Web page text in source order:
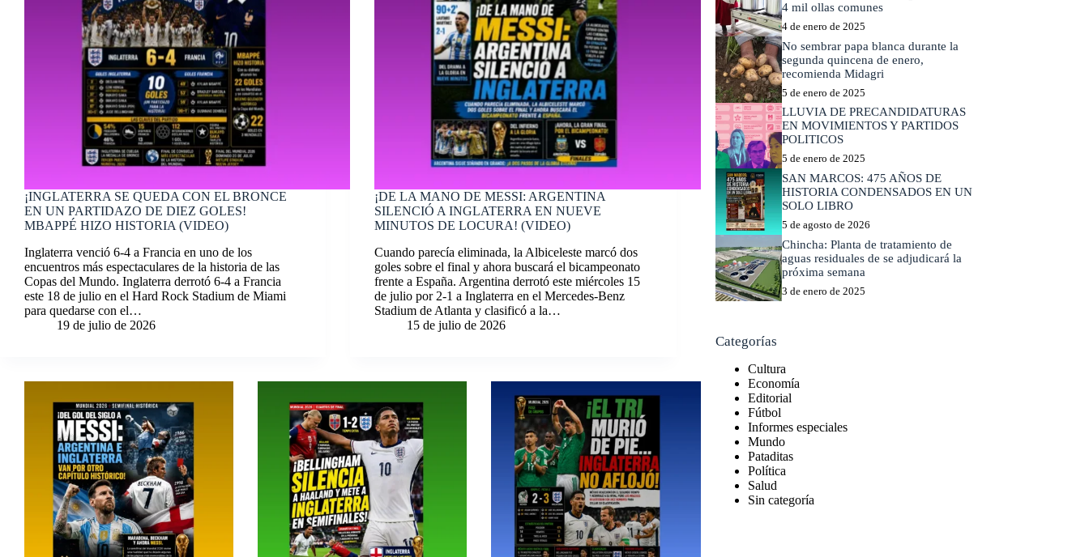
¡INGLATERRA SE QUEDA CON EL BRONCE
EN UN PARTIDAZO DE DIEZ GOLES!
MBAPPÉ HIZO HISTORIA (VIDEO)
Inglaterra venció 6-4 a Francia en uno de los
encuentros más espectaculares de la historia de las
Copas del Mundo. Inglaterra derrotó 6-4 a Francia
este 18 de julio en el Hard Rock Stadium de Miami
para quedarse con el…
19 de julio de 2026
¡DE LA MANO DE MESSI: ARGENTINA
SILENCIÓ A INGLATERRA EN NUEVE
MINUTOS DE LOCURA! (VIDEO)
Cuando parecía eliminada, la Albiceleste marcó dos
goles sobre el final y ahora buscará el bicampeonato
frente a España. Argentina derrotó este miércoles 15
de julio por 2-1 a Inglaterra en el Mercedes-Benz
Stadium de Atlanta y clasificó a la…
15 de julio de 2026
4 mil ollas comunes
4 de enero de 2025
No sembrar papa blanca durante la
segunda quincena de enero,
recomienda Midagri
5 de enero de 2025
LLUVIA DE PRECANDIDATURAS
EN MOVIMIENTOS Y PARTIDOS
POLITICOS
5 de enero de 2025
SAN MARCOS: 475 AÑOS DE
HISTORIA CONDENSADOS EN UN
SOLO LIBRO
5 de agosto de 2026
Chincha: Planta de tratamiento de
aguas residuales de se adjudicará la
próxima semana
3 de enero de 2025
Categorías
Cultura
Economía
Editorial
Fútbol
Informes especiales
Mundo
Pataditas
Política
Salud
Sin categoría